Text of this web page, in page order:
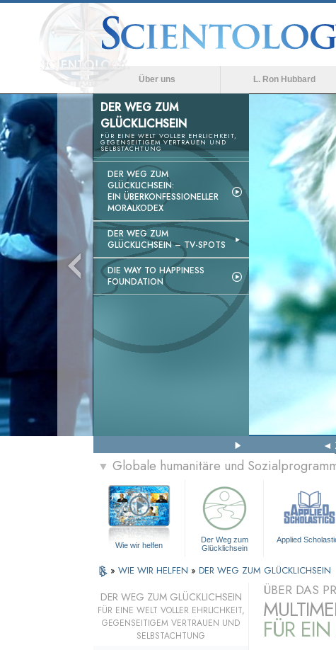
Über uns L. Ron Hubbard
DER WEG ZUM
GLÜCKLICHSEIN
FÜR EINE WELT VOLLER EHRLICHKEIT,
GEGENSEITIGEM VERTRAUEN UND
SELBSTACHTUNG
DER WEG ZUM
GLÜCKLICHSEIN:
EIN ÜBERKONFESSIONELLER
MORALKODEX
DER WEG ZUM
GLÜCKLICHSEIN –TV-SPOTS
DIE WAY TO HAPPINESS
FOUNDATION
▼ Globale humanitäre und
Wie wir helfen
Der Weg zum
Glücklichsein
Applied
» WIE WIR HELFEN » DER WEG ZUM GLÜCKLICHSEIN
ÜBER DAS
FÜR
DER WEG ZUM GLÜCKLICHSEIN
FÜR EINE WELT VOLLER EHRLICHKEIT,
GEGENSEITIGEM VERTRAUEN UND
SELBSTACHTUNG